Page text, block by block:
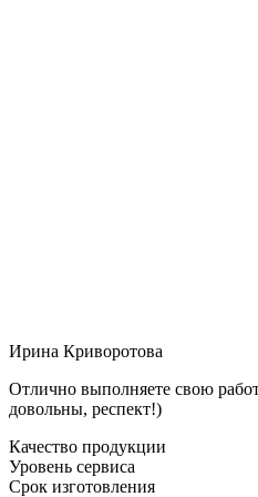
Ирина Криворотова
Отлично выполняете свою
довольны, респект!)
Качество продукции
Уровень сервиса
Срок изготовления